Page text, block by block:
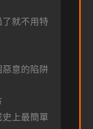
就不用特
意的陷阱
上最簡單